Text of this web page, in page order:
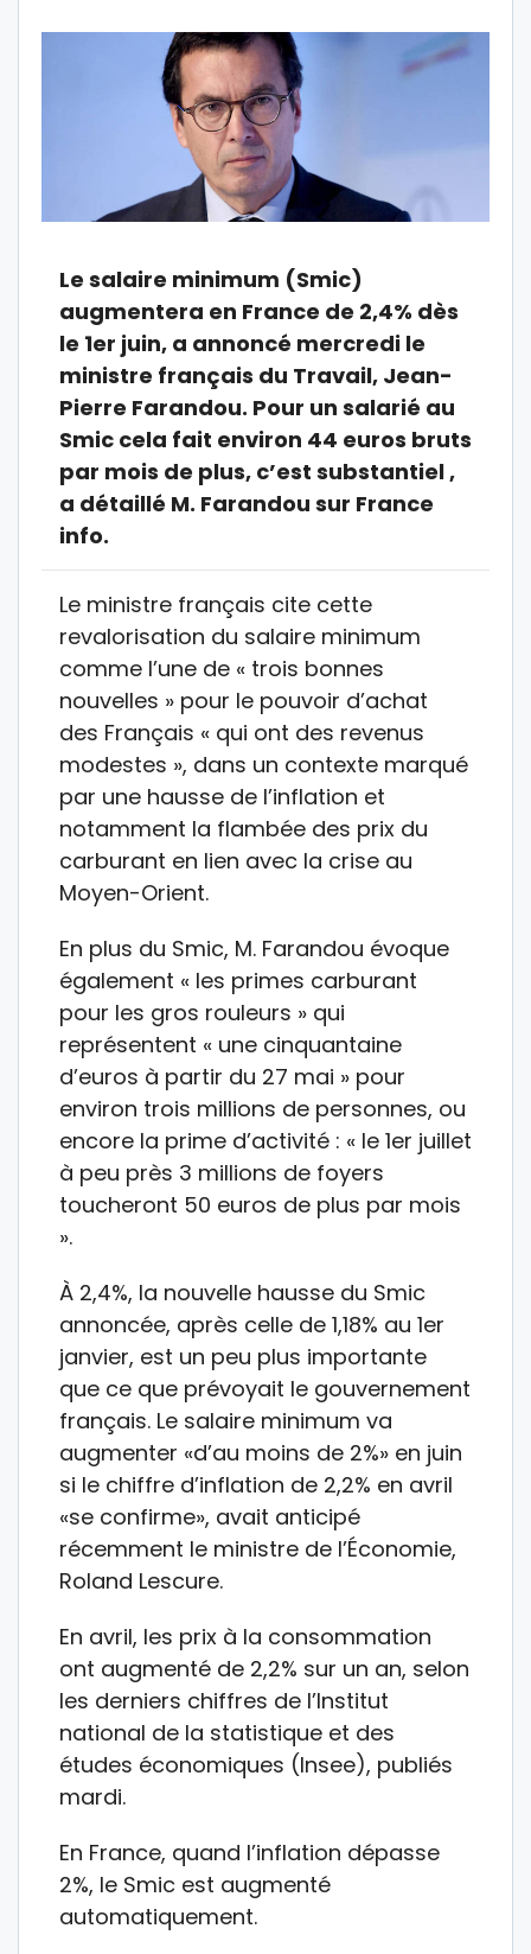
Le salaire minimum (Smic)
augmentera en France de 2,4% dès
le 1er juin, a annoncé mercredi le
ministre français du Travail, Jean-
Pierre Farandou. Pour un salarié au
Smic cela fait environ 44 euros bruts
par mois de plus, c’est substantiel ,
a détaillé M. Farandou sur France
info.
Le ministre français cite cette
revalorisation du salaire minimum
comme l’une de « trois bonnes
nouvelles » pour le pouvoir d’achat
des Français « qui ont des revenus
modestes », dans un contexte marqué
par une hausse de l’inflation et
notamment la flambée des prix du
carburant en lien avec la crise au
Moyen-Orient.
En plus du Smic, M. Farandou évoque
également « les primes carburant
pour les gros rouleurs » qui
représentent « une cinquantaine
d’euros à partir du 27 mai » pour
environ trois millions de personnes, ou
encore la prime d’activité : « le 1er juillet
à peu près 3 millions de foyers
toucheront 50 euros de plus par mois
».
À 2,4%, la nouvelle hausse du Smic
annoncée, après celle de 1,18% au 1er
janvier, est un peu plus importante
que ce que prévoyait le gouvernement
français. Le salaire minimum va
augmenter «d’au moins de 2%» en juin
si le chiffre d’inflation de 2,2% en avril
«se confirme», avait anticipé
récemment le ministre de l’Économie,
Roland Lescure.
En avril, les prix à la consommation
ont augmenté de 2,2% sur un an, selon
les derniers chiffres de l’Institut
national de la statistique et des
études économiques (Insee), publiés
mardi.
En France, quand l’inflation dépasse
2%, le Smic est augmenté
automatiquement.